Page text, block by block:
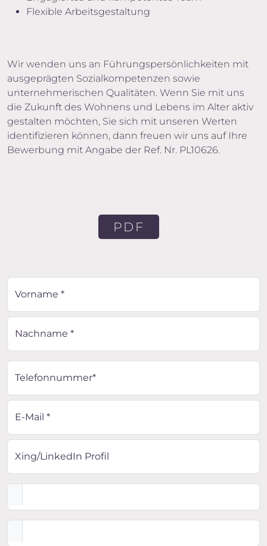
Flexible Arbeitsgestaltung
Wir wenden uns an Führungspersönlichkeiten mit
ausgeprägten Sozialkompetenzen sowie
unternehmerischen Qualitäten. Wenn Sie mit uns
die Zukunft des Wohnens und Lebens im Alter aktiv
gestalten möchten, Sie sich mit unseren Werten
identifizieren können, dann freuen wir uns auf Ihre
Bewerbung mit Angabe der Ref. Nr. PL10626.
PDF
Vorname *
Nachname *
Telefonnummer*
E-Mail *
Xing/LinkedIn Profil